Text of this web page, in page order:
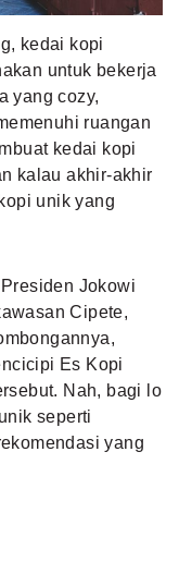
kedai kopi
untuk bekerja
yang cozy,
ruangan
kedai kopi
kalau akhir-akhir
unik yang
Jokowi
Cipete,
Es Kopi
Nah, bagi lo
seperti
yang